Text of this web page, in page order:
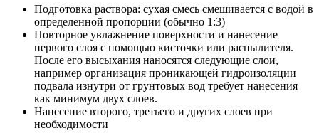
Подготовка раствора: сухая смесь смешивается с водой в
определенной пропорции (обычно 1:3)
Повторное увлажнение поверхности и нанесение
первого слоя с помощью кисточки или распылителя.
После его высыхания наносятся следующие слои,
например организация проникающей гидроизоляции
подвала изнутри от грунтовых вод требует нанесения
как минимум двух слоев.
Нанесение второго, третьего и других слоев при
необходимости